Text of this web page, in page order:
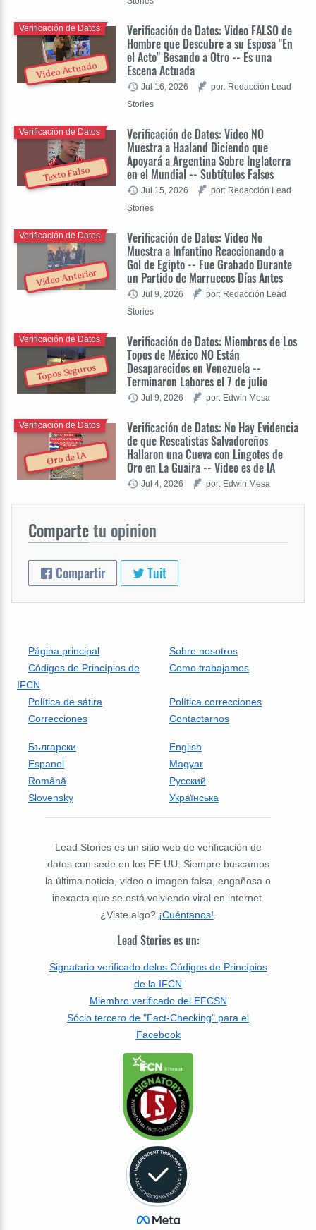
Video Actuado
Verificación de Datos: Video FALSO de
Hombre que Descubre a su Esposa "En
el Acto" Besando a Otro -- Es una
Escena Actuada
Verificación de Datos
Jul 16, 2026
por: Redacción Lead
Stories
Texto Falso
Verificación de Datos: Video NO
Muestra a Haaland Diciendo que
Apoyará a Argentina Sobre Inglaterra
en el Mundial -- Subtítulos Falsos
Verificación de Datos
Jul 15, 2026
por: Redacción Lead
Stories
Video Anterior
Verificación de Datos: Video No
Muestra a Infantino Reaccionando a
Gol de Egipto -- Fue Grabado Durante
un Partido de Marruecos Días Antes
Verificación de Datos
Jul 9, 2026
por: Redacción Lead
Stories
Topos Seguros
Verificación de Datos: Miembros de Los
Topos de México NO Están
Desaparecidos en Venezuela --
Terminaron Labores el 7 de julio
Verificación de Datos
Jul 9, 2026 por: Edwin Mesa
Oro de IA
Verificación de Datos: No Hay Evidencia
de que Rescatistas Salvadoreños
Hallaron una Cueva con Lingotes de
Oro en La Guaira -- Video es de IA
Verificación de Datos
Jul 4, 2026 por: Edwin Mesa
Compartetu opinion
Compartir Tuit
Página principal
Sobre nosotros
Códigos de Princípios de
IFCN
Como trabajamos
Política de sátira
Política correcciones
Correcciones
Contactarnos
Български
English
Espanol
Magyar
Română
Русский
Slovensky
Українська
Lead Stories es un sitio web de verificación de
datos con sede en los EE.UU. Siempre buscamos
la última noticia, video o imagen falsa, engañosa o
inexacta que se está volviendo viral en internet.
¿Viste algo? ¡Cuéntanos!
Lead Stories es un:
Signatario verificado delos Códigos de Princípios
de la IFCN
Miembro verificado del EFCSN
Sócio tercero de "Fact-Checking" para el
Facebook